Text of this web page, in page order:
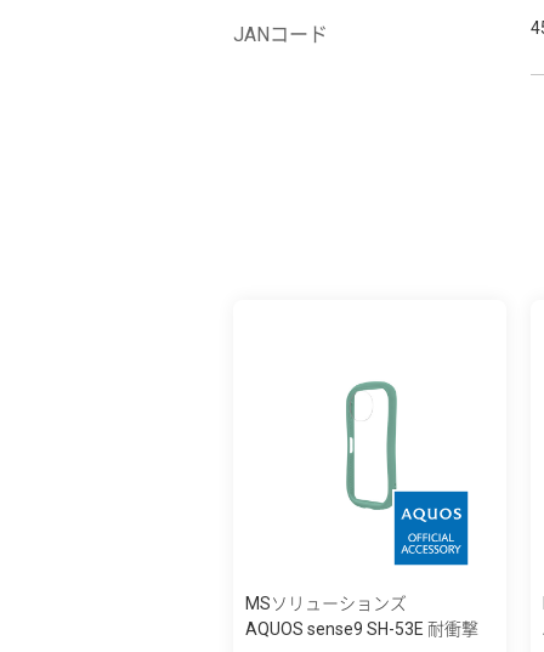
JANコード
MSソリューションズ
AQUOS sense9 SH-53E 耐衝撃